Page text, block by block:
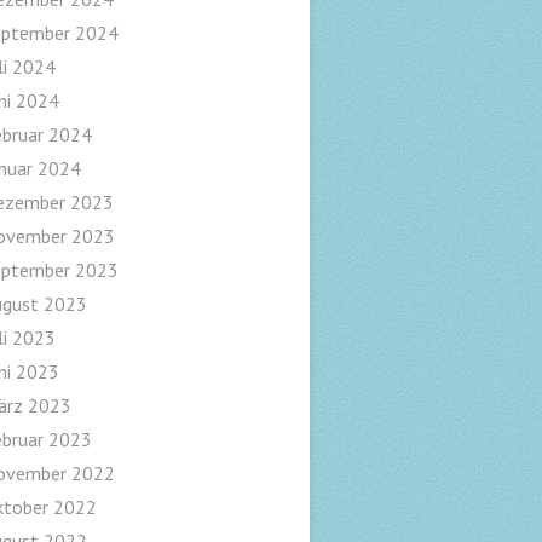
2024
2024
2024
2024
2024
2023
2023
2023
2023
2023
2023
2023
2023
2022
2022